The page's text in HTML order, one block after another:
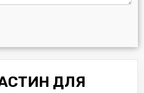
ДЛЯ